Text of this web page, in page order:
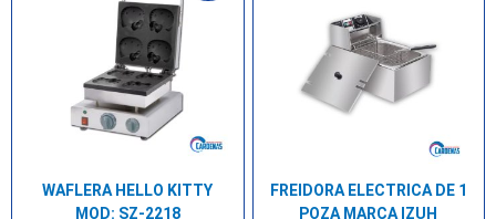
WAFLERA HELLO KITTY
MOD: SZ-2218
FREIDORA ELECTRICA DE 1
POZA MARCA IZUH